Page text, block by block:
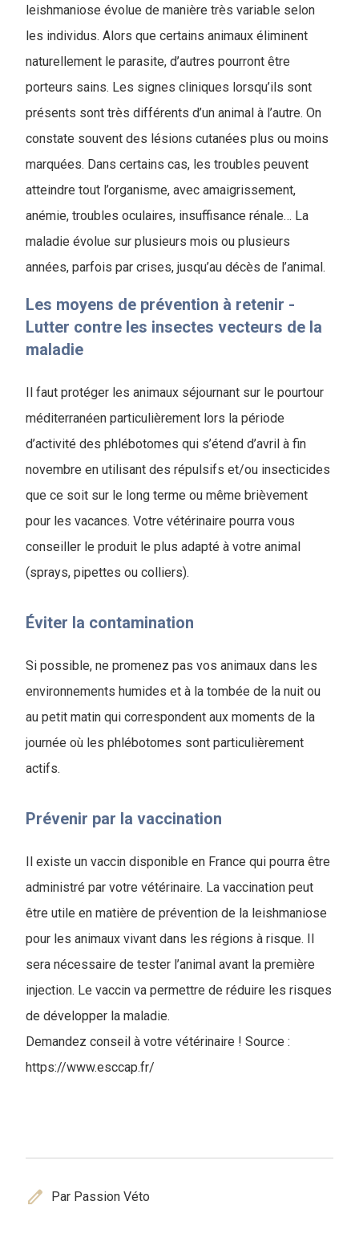
leishmaniose évolue de manière très variable selon
les individus. Alors que certains animaux éliminent
naturellement le parasite, d’autres pourront être
porteurs sains. Les signes cliniques lorsqu’ils sont
présents sont très différents d’un animal à l’autre. On
constate souvent des lésions cutanées plus ou moins
marquées. Dans certains cas, les troubles peuvent
atteindre tout l’organisme, avec amaigrissement,
anémie, troubles oculaires, insuffisance rénale… La
maladie évolue sur plusieurs mois ou plusieurs
années, parfois par crises, jusqu’au décès de l’animal.
Les moyens de prévention à retenir -
Lutter contre les insectes vecteurs de la
maladie
Il faut protéger les animaux séjournant sur le pourtour
méditerranéen particulièrement lors la période
d’activité des phlébotomes qui s’étend d’avril à fin
novembre en utilisant des répulsifs et/ou insecticides
que ce soit sur le long terme ou même brièvement
pour les vacances. Votre vétérinaire pourra vous
conseiller le produit le plus adapté à votre animal
(sprays, pipettes ou colliers).
Éviter la contamination
Si possible, ne promenez pas vos animaux dans les
environnements humides et à la tombée de la nuit ou
au petit matin qui correspondent aux moments de la
journée où les phlébotomes sont particulièrement
actifs.
Prévenir par la vaccination
Il existe un vaccin disponible en France qui pourra être
administré par votre vétérinaire. La vaccination peut
être utile en matière de prévention de la leishmaniose
pour les animaux vivant dans les régions à risque. Il
sera nécessaire de tester l’animal avant la première
injection. Le vaccin va permettre de réduire les risques
de développer la maladie.
Demandez conseil à votre vétérinaire ! Source :
https://www.esccap.fr/
edit Par Passion Véto